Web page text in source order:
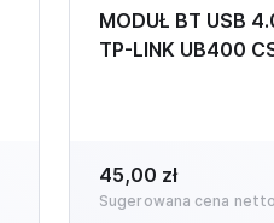
MODUŁ BT USB
TP-LINK UB400
45,00 zł
Sugerowana cena